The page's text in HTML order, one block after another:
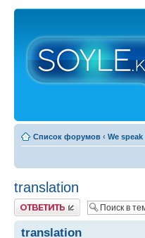
Список форумов ‹ We speak
translation
Ответить
translation